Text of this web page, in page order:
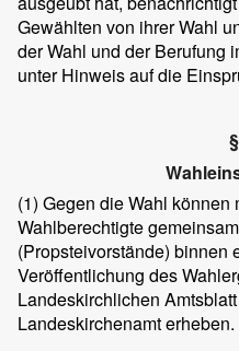
Gewählten von ihrer Wahl
der Wahl und der Berufung
unter Hinweis auf die
(1) Gegen die Wahl können
Wahlberechtigte
(Propsteivorstände) binnen
Veröffentlichung des
Landeskirchlichen
Landeskirchenamt erheben.